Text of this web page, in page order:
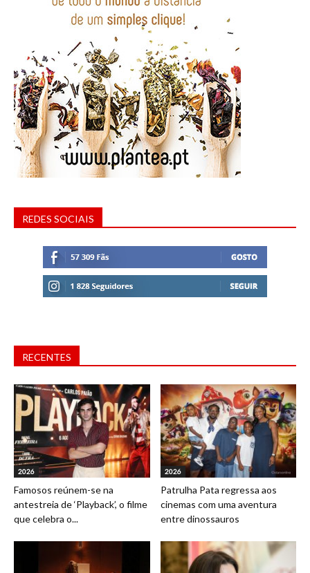
REDES SOCIAIS
RECENTES
2026
Famosos reúnem-se na
antestreia de ‘Playback’, o filme
que celebra o...
2026
Patrulha Pata regressa aos
cinemas com uma aventura
entre dinossauros